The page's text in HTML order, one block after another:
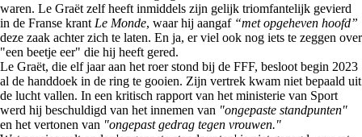
waren. Le Graët zelf heeft inmiddels zijn gelijk triomfantelijk gevierd
in de Franse krant Le Monde, waar hij aangaf “met opgeheven hoofd”
deze zaak achter zich te laten. En ja, er viel ook nog iets te zeggen over
"een beetje eer" die hij heeft gered.
Le Graët, die elf jaar aan het roer stond bij de FFF, besloot begin 2023
al de handdoek in de ring te gooien. Zijn vertrek kwam niet bepaald uit
de lucht vallen. In een kritisch rapport van het ministerie van Sport
werd hij beschuldigd van het innemen van "ongepaste standpunten"
en het vertonen van "ongepast gedrag tegen vrouwen."